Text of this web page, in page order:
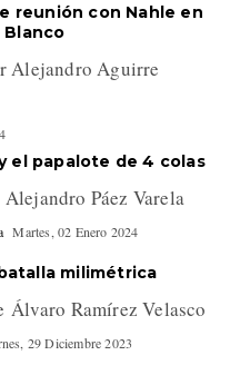
reunión con Nahle en
Blanco
Alejandro Aguirre
el papalote de 4 colas
Páez Varela
Martes, 02 Enero 2024
milimétrica
Álvaro Ramírez Velasco
29 Diciembre 2023